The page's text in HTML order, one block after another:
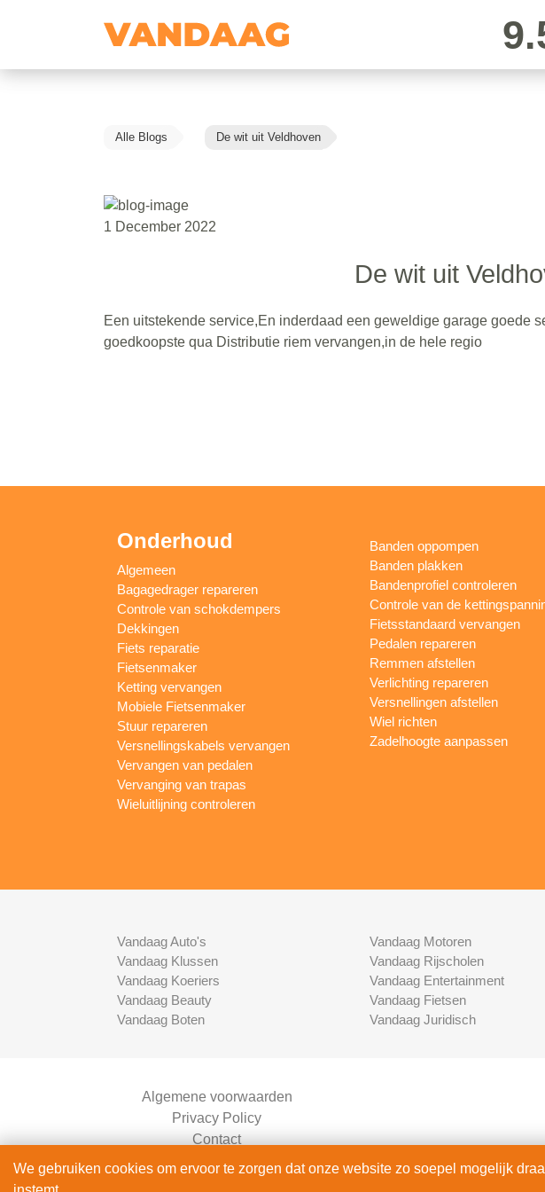
Alle Blogs De wit uit Veldhoven
1 December 2022
De wit uit
Een uitstekende service,En inderdaad een geweldige garage goede
goedkoopste qua Distributie riem vervangen,in de hele regio
Onderhoud
Algemeen
Bagagedrager repareren
Controle van schokdempers
Dekkingen
Fiets reparatie
Fietsenmaker
Ketting vervangen
Mobiele Fietsenmaker
Stuur repareren
Versnellingskabels vervangen
Vervangen van pedalen
Vervanging van trapas
Wieluitlijning controleren
Banden oppompen
Banden plakken
Bandenprofiel controleren
Controle van de
Fietsstandaard vervangen
Pedalen repareren
Remmen afstellen
Verlichting repareren
Versnellingen afstellen
Wiel richten
Zadelhoogte aanpassen
Vandaag Auto's
Vandaag Klussen
Vandaag Koeriers
Vandaag Beauty
Vandaag Boten
Vandaag Motoren
Vandaag Rijscholen
Vandaag Entertainment
Vandaag Fietsen
Vandaag Juridisch
Algemene voorwaarden
Privacy Policy
Contact
Bedrijven Inlog
We gebruiken cookies om ervoor te zorgen dat onze website zo soepel mogelijk